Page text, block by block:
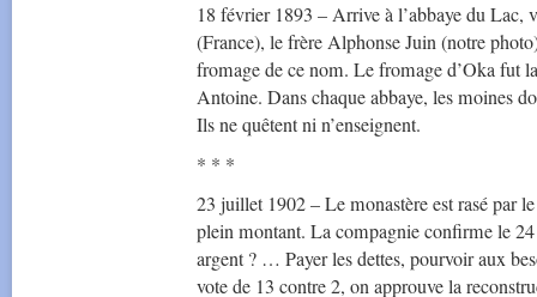
18 février 1893 – Arrive à l’abbaye du Lac,
(France), le frère Alphonse Juin (notre
fromage de ce nom. Le fromage d’Oka fut
Antoine. Dans chaque abbaye, les moines
Ils ne quêtent ni n’enseignent.
* * *
23 juillet 1902 – Le monastère est rasé par
plein montant. La compagnie confirme le
argent ? … Payer les dettes, pourvoir aux
vote de 13 contre 2, on approuve la